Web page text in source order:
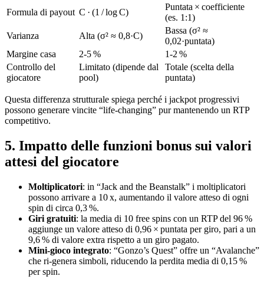
Formula di payout C · (1 / log C)
Puntata × coefficiente
(es. 1:1)
Varianza
Alta (σ² ≈ 0,8·C)
Bassa (σ² ≈
0,02·puntata)
Margine casa
2‑5 %
1‑2 %
Controllo del
giocatore
Limitato (dipende dal
pool)
Totale (scelta della
puntata)
Questa differenza strutturale spiega perché i jackpot progressivi
possono generare vincite “life‑changing” pur mantenendo un RTP
competitivo.
5. Impatto delle funzioni bonus sui valori
attesi del giocatore
Moltiplicatori: in “Jack and the Beanstalk” i moltiplicatori
possono arrivare a 10 x, aumentando il valore atteso di ogni
spin di circa 0,3 %.
Giri gratuiti: la media di 10 free spins con un RTP del 96 %
aggiunge un valore atteso di 0,96 × puntata per giro, pari a un
9,6 % di valore extra rispetto a un giro pagato.
Mini‑gioco integrato: “Gonzo’s Quest” offre un “Avalanche”
che ri‑genera simboli, riducendo la perdita media di 0,15 %
per spin.